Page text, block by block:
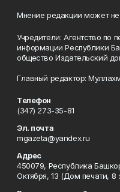
Мнение редакции может
Учредители: Агентство по
информации Республики
общество Издательский
Главный редактор:
Телефон
(347) 273-35-81
Эл. почта
mgazeta@yandex.ru
Адрес
450079, Республика
Октября, 13 (Дом печати, 8